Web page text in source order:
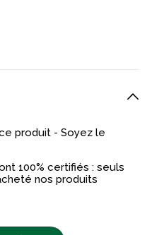
produit - Soyez le
100% certifiés : seuls
nos produits